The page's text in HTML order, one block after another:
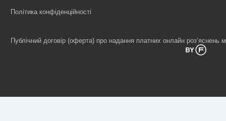
Політика конфіденційності
Публічний договір (оферта) про надання платних онлайн роз’яснень